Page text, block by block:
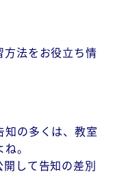
方法をお役立ち情
知の多くは、教室
。
して告知の差別